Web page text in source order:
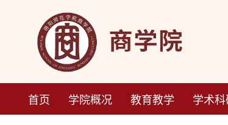
首页 学院概况 教育教学 学术